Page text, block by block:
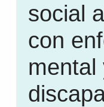
social
con
mental